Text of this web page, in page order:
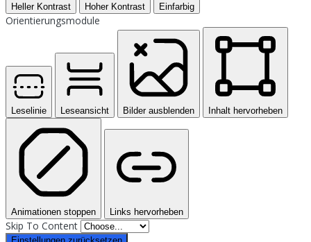
Heller Kontrast Hoher Kontrast Einfarbig
Orientierungsmodule
Leselinie Leseansicht Bilder ausblenden Inhalt hervorheben
Animationen stoppen Links hervorheben
Skip To Content